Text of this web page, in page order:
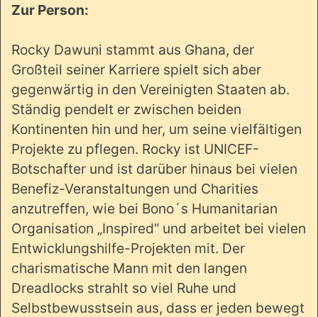
Zur Person:
Rocky Dawuni stammt aus Ghana, der
Großteil seiner Karriere spielt sich aber
gegenwärtig in den Vereinigten Staaten ab.
Ständig pendelt er zwischen beiden
Kontinenten hin und her, um seine vielfältigen
Projekte zu pflegen. Rocky ist UNICEF-
Botschafter und ist darüber hinaus bei vielen
Benefiz-Veranstaltungen und Charities
anzutreffen, wie bei Bono´s Humanitarian
Organisation „Inspired“ und arbeitet bei vielen
Entwicklungshilfe-Projekten mit. Der
charismatische Mann mit den langen
Dreadlocks strahlt so viel Ruhe und
Selbstbewusstsein aus, dass er jeden bewegt